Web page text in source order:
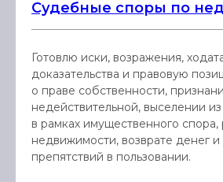
Судебные споры по
Готовлю иски, возражения,
доказательства и правовую
о праве собственности,
недействительной, выселении
в рамках имущественного спора,
недвижимости, возврате денег и
препятствий в пользовании.